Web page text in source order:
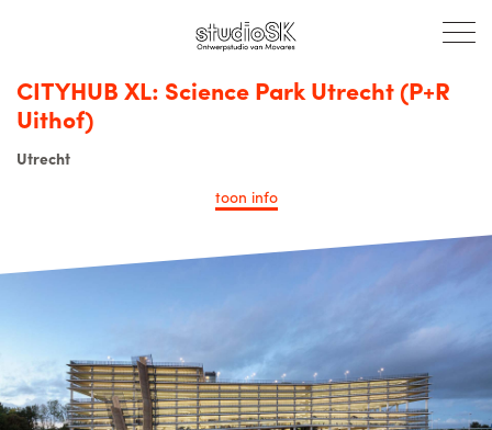
CITYHUB XL: Science Park Utrecht (P+R
Uithof)
Utrecht
toon info